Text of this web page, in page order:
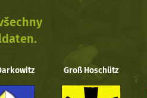
Groß Hoschütz